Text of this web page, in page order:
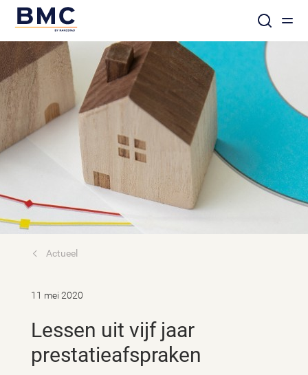
Actueel
11 mei 2020
Lessen uit vijf jaar
prestatieafspraken